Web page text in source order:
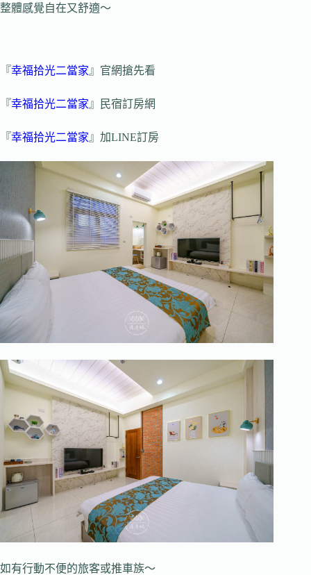
整體感覺自在又舒適～
『幸福拾光二當家 』官網搶先看
『幸福拾光二當家 』民宿訂房網
『幸福拾光二當家 』加LINE訂房
如有行動不便的旅客或推車族～